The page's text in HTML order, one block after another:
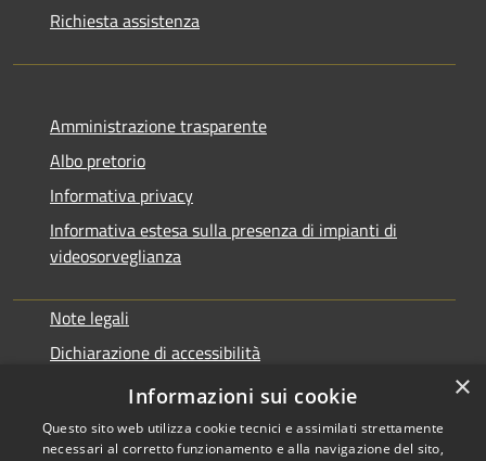
Richiesta assistenza
Amministrazione trasparente
Albo pretorio
Informativa privacy
Informativa estesa sulla presenza di impianti di
videosorveglianza
Note legali
Dichiarazione di accessibilità
Obbiettivi di accessibilità
×
Informazioni sui cookie
Questo sito web utilizza cookie tecnici e assimilati strettamente
necessari al corretto funzionamento e alla navigazione del sito,